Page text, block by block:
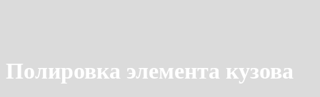
Полировка элемента кузова